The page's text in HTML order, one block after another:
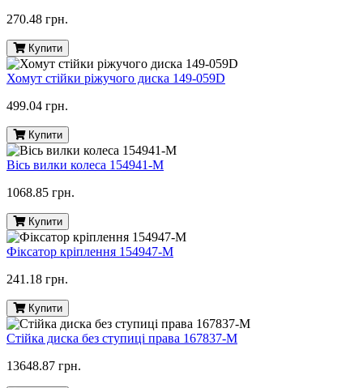
270.48 грн.
Купити
Хомут стійки ріжучого диска 149-059D
499.04 грн.
Купити
Вісь вилки колеса 154941-M
1068.85 грн.
Купити
Фіксатор кріплення 154947-M
241.18 грн.
Купити
Стійка диска без ступиці права 167837-M
13648.87 грн.